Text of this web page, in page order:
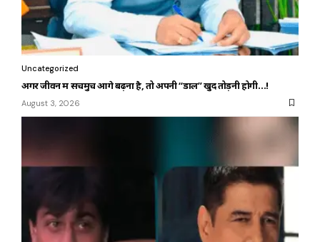
Uncategorized
अगर जीवन में सचमुच आगे बढ़ना है, तो अपनी “डाल” खुद तोड़नी होगी…!
August 3, 2026